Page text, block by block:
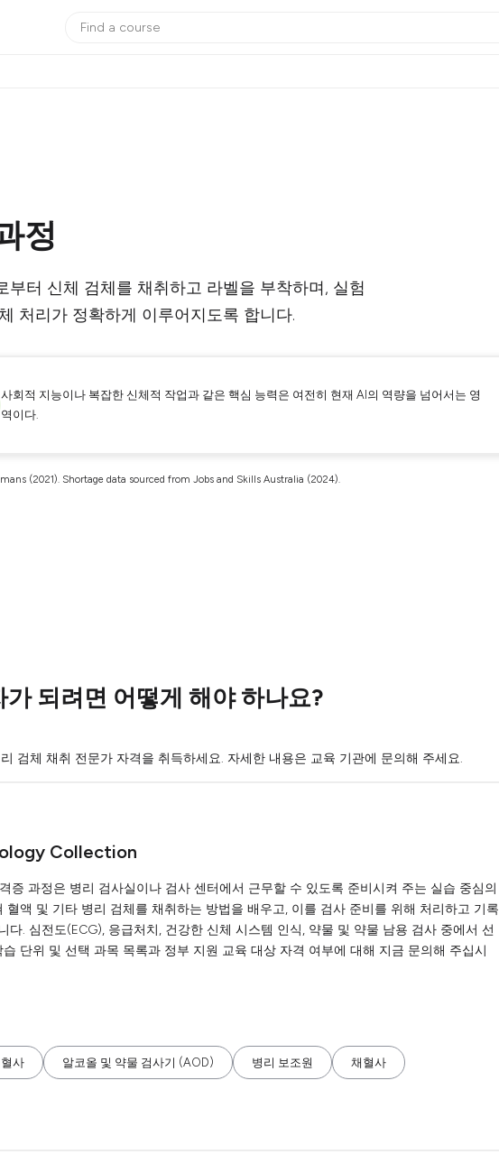
정
부터 신체 검체를 채취하고 라벨을 부착하며, 실험
처리가 정확하게 이루어지도록 합니다.
사회적 지능이나 복잡한 신체적 작업과 같은 핵심 능력은 여전히 현재 AI의 역량을 넘어서는 영
역이다.
(2021). Shortage data sourced from Jobs and Skills Australia (2024).
되려면 어떻게 해야 하나요?
검체 채취 전문가 자격을 취득하세요. 자세한 내용은 교육 기관에 문의해 주세요.
Collection
증 과정은 병리 검사실이나 검사 센터에서 근무할 수 있도록 준비시켜 주는 실습 중심의
혈액 및 기타 병리 검체를 채취하는 방법을 배우고, 이를 검사 준비를 위해 처리하고 기록
다. 심전도(ECG), 응급처치, 건강한 신체 시스템 인식, 약물 및 약물 남용 검사 중에서 선
단위 및 선택 과목 목록과 정부 지원 교육 대상 자격 여부에 대해 지금 문의해 주십시
사 알코올 및 약물 검사기 (AOD) 병리 보조원 채혈사